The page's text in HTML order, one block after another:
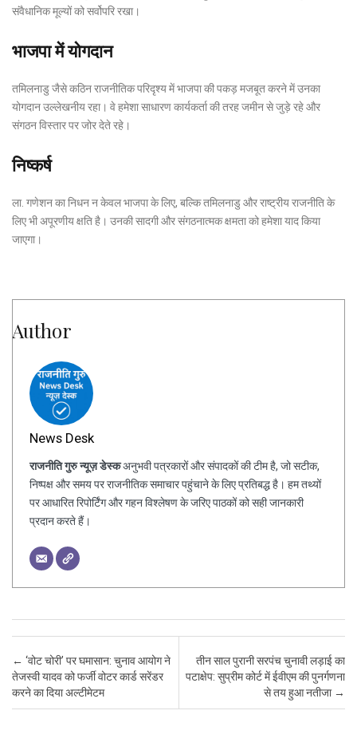
संवैधानिक मूल्यों को सर्वोपरि रखा।
भाजपा में योगदान
तमिलनाडु जैसे कठिन राजनीतिक परिदृश्य में भाजपा की पकड़ मजबूत करने में उनका
योगदान उल्लेखनीय रहा। वे हमेशा साधारण कार्यकर्ता की तरह जमीन से जुड़े रहे और
संगठन विस्तार पर जोर देते रहे।
निष्कर्ष
ला. गणेशन का निधन न केवल भाजपा के लिए, बल्कि तमिलनाडु और राष्ट्रीय राजनीति के
लिए भी अपूरणीय क्षति है। उनकी सादगी और संगठनात्मक क्षमता को हमेशा याद किया
जाएगा।
Author
News Desk
राजनीति गुरु न्यूज़ डेस्कअनुभवी पत्रकारों और संपादकों की टीम है, जो सटीक,
निष्पक्ष और समय पर राजनीतिक समाचार पहुंचाने के लिए प्रतिबद्ध है। हम तथ्यों
पर आधारित रिपोर्टिंग और गहन विश्लेषण के जरिए पाठकों को सही जानकारी
प्रदान करते हैं।
Post navigation
← ‘वोट चोरी’ पर घमासान: चुनाव आयोग ने
तेजस्वी यादव को फर्जी वोटर कार्ड सरेंडर
करने का दिया अल्टीमेटम
तीन साल पुरानी सरपंच चुनावी लड़ाई का
पटाक्षेप: सुप्रीम कोर्ट में ईवीएम की पुनर्गणना
से तय हुआ नतीजा →